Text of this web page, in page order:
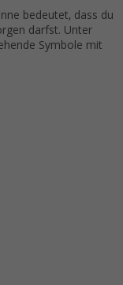
bedeutet, dass du
darfst. Unter
Symbole mit